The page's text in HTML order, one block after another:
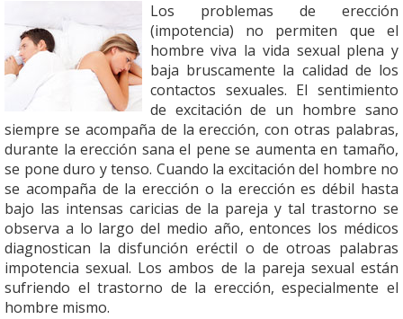
Los problemas de erección
(impotencia) no permiten que el
hombre viva la vida sexual plena y
baja bruscamente la calidad de los
contactos sexuales. El sentimiento
de excitación de un hombre sano
siempre se acompaña de la erección, con otras palabras,
durante la erección sana el pene se aumenta en tamaño,
se pone duro y tenso. Cuando la excitación del hombre no
se acompaña de la erección o la erección es débil hasta
bajo las intensas caricias de la pareja y tal trastorno se
observa a lo largo del medio año, entonces los médicos
diagnostican la disfunción eréctil o de otroas palabras
impotencia sexual. Los ambos de la pareja sexual están
sufriendo el trastorno de la erección, especialmente el
hombre mismo.